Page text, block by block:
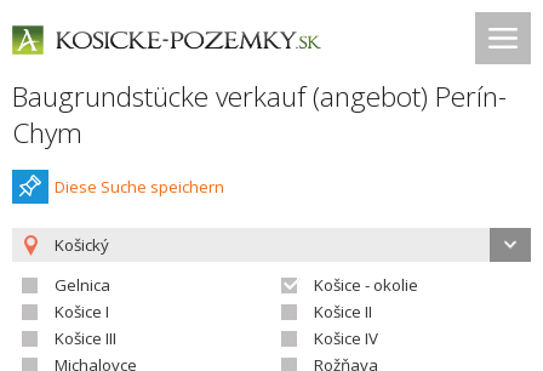
Baugrundstücke verkauf (angebot) Perín-
Chym
Diese Suche speichern
Košický
Gelnica
Košice - okolie
Košice I
Košice II
Košice III
Košice IV
Michalovce
Rožňava